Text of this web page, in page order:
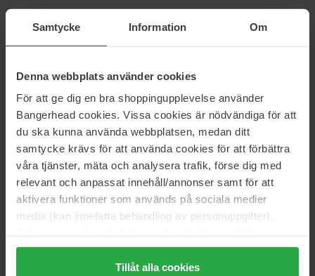
Samtycke Information Om
Denna webbplats använder cookies
För att ge dig en bra shoppingupplevelse använder
Bangerhead cookies. Vissa cookies är nödvändiga för att
du ska kunna använda webbplatsen, medan ditt
samtycke krävs för att använda cookies för att förbättra
våra tjänster, mäta och analysera trafik, förse dig med
relevant och anpassat innehåll/annonser samt för att
aktivera funktioner som används på sociala medier
media (kan innefatta behandling av personuppgifter).
Genom att trycka på "Tillåt alla cookies" accepterar du
alla cookies, medan du under "Detaljer" kan anpassa
Tillåt alla cookies
Advanced Sensitive
2 ml
Ord. pris 1 299 kr
Grande Primer Lengthener &
Ord. pris 379 kr
Augustinus Bader
Serum
8 ml
1 337 kr
Ord. pris 1 485 kr
jane iredale
9 g
203 kr
Ord. pris 225 kr